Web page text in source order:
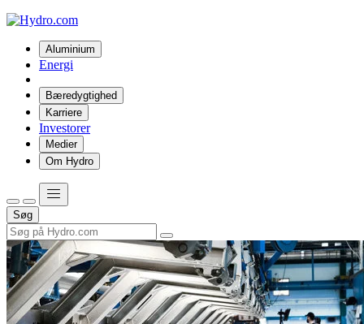
Aluminium
Energi
Bæredygtighed
Karriere
Investorer
Medier
Om Hydro
Søg